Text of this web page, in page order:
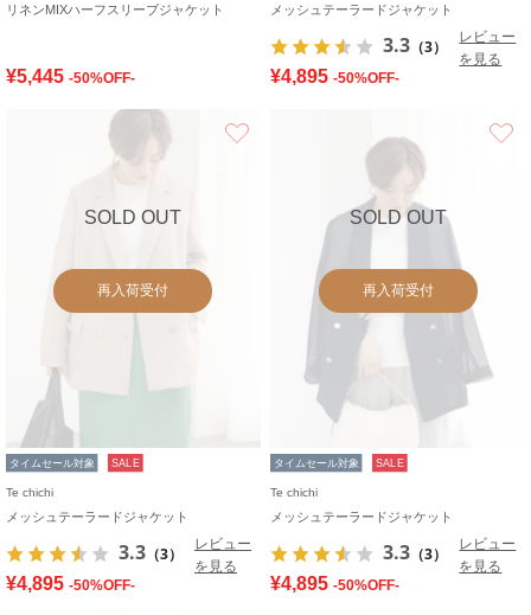
リネンMIXハーフスリーブジャケット
¥5,445 -50%OFF-
メッシュテーラードジャケット
3.3 （3）
レビュー
を見る
¥4,895 -50%OFF-
SOLD OUT
再入荷受付
タイムセール対象 SALE
Te chichi
メッシュテーラードジャケット
3.3 （3）
レビュー
を見る
¥4,895 -50%OFF-
SOLD OUT
再入荷受付
タイムセール対象 SALE
Te chichi
メッシュテーラードジャケット
3.3 （3）
レビュー
を見る
¥4,895 -50%OFF-